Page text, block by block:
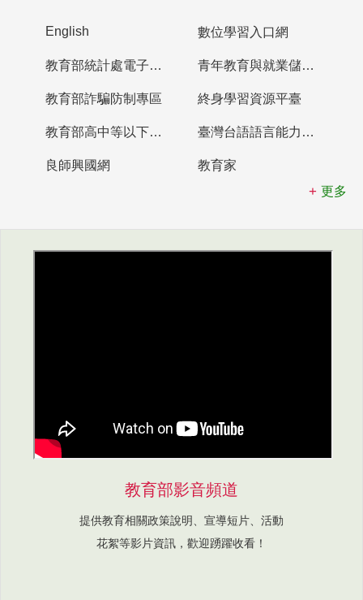
English 數位學習入口網
教育部統計處電子書櫃 青年教育與就業儲蓄帳戶
教育部詐騙防制專區 終身學習資源平臺
教育部高中等以下學校及幼兒園教師資格檢定考試 臺灣台語語言能力認證網站
良師興國網
教育家
更多
教育部影音頻道
提供教育相關政策說明、宣導短片、活動
花絮等影片資訊，歡迎踴躍收看！